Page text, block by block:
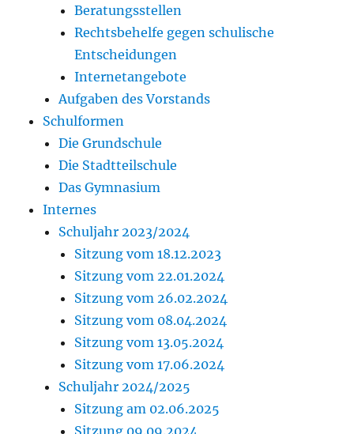
Beratungsstellen
Rechtsbehelfe gegen schulische
Entscheidungen
Internetangebote
Aufgaben des Vorstands
Schulformen
Die Grundschule
Die Stadtteilschule
Das Gymnasium
Internes
Schuljahr 2023/2024
Sitzung vom 18.12.2023
Sitzung vom 22.01.2024
Sitzung vom 26.02.2024
Sitzung vom 08.04.2024
Sitzung vom 13.05.2024
Sitzung vom 17.06.2024
Schuljahr 2024/2025
Sitzung am 02.06.2025
Sitzung 09.09.2024